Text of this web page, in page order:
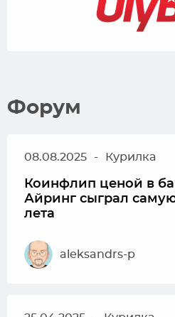
Форум
08.08.2025 - Курилка
Коинфлип ценой в
Айринг сыграл
лета
aleksandrs-p